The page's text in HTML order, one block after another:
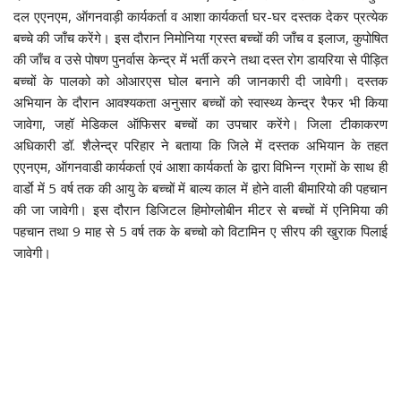
दल एएनएम, ऑगनवाड़ी कार्यकर्ता व आशा कार्यकर्ता घर-घर दस्तक देकर प्रत्येक
बच्चे की जाँच करेंगे। इस दौरान निमोनिया ग्रस्त बच्चों की जाँच व इलाज, कुपोषित
की जाँच व उसे पोषण पुनर्वास केन्द्र में भर्ती करने तथा दस्त रोग डायरिया से पीड़ित
बच्चों के पालको को ओआरएस घोल बनाने की जानकारी दी जावेगी। दस्तक
अभियान के दौरान आवश्यकता अनुसार बच्चों को स्वास्थ्य केन्द्र रैफर भी किया
जावेगा, जहॉ मेडिकल ऑफिसर बच्चों का उपचार करेंगे। जिला टीकाकरण
अधिकारी डॉ. शैलेन्द्र परिहार ने बताया कि जिले में दस्तक अभियान के तहत
एएनएम, ऑगनवाडी कार्यकर्ता एवं आशा कार्यकर्ता के द्वारा विभिन्न ग्रामों के साथ ही
वार्डाे में 5 वर्ष तक की आयु के बच्चों में बाल्य काल में होने वाली बीमारियो की पहचान
की जा जावेगी। इस दौरान डिजिटल हिमोग्लोबीन मीटर से बच्चों में एनिमिया की
पहचान तथा 9 माह से 5 वर्ष तक के बच्चो को विटामिन ए सीरप की खुराक पिलाई
जावेगी।